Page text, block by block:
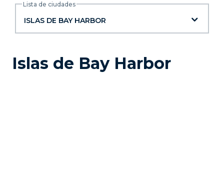
Lista de ciudades
ISLAS DE BAY HARBOR
Lista de ciudades
Islas de Bay Harbor